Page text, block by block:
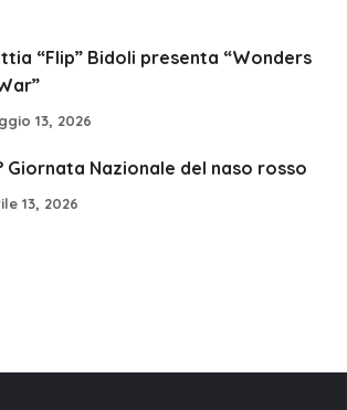
“Flip” Bidoli presenta “Wonders
13, 2026
Giornata Nazionale del naso rosso
13, 2026